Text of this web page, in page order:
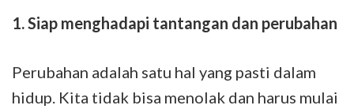
1. Siap menghadapi tantangan dan perubahan
Perubahan adalah satu hal yang pasti dalam
hidup. Kita tidak bisa menolak dan harus mulai